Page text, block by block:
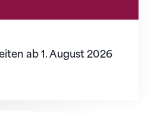
ab 1. August 2026